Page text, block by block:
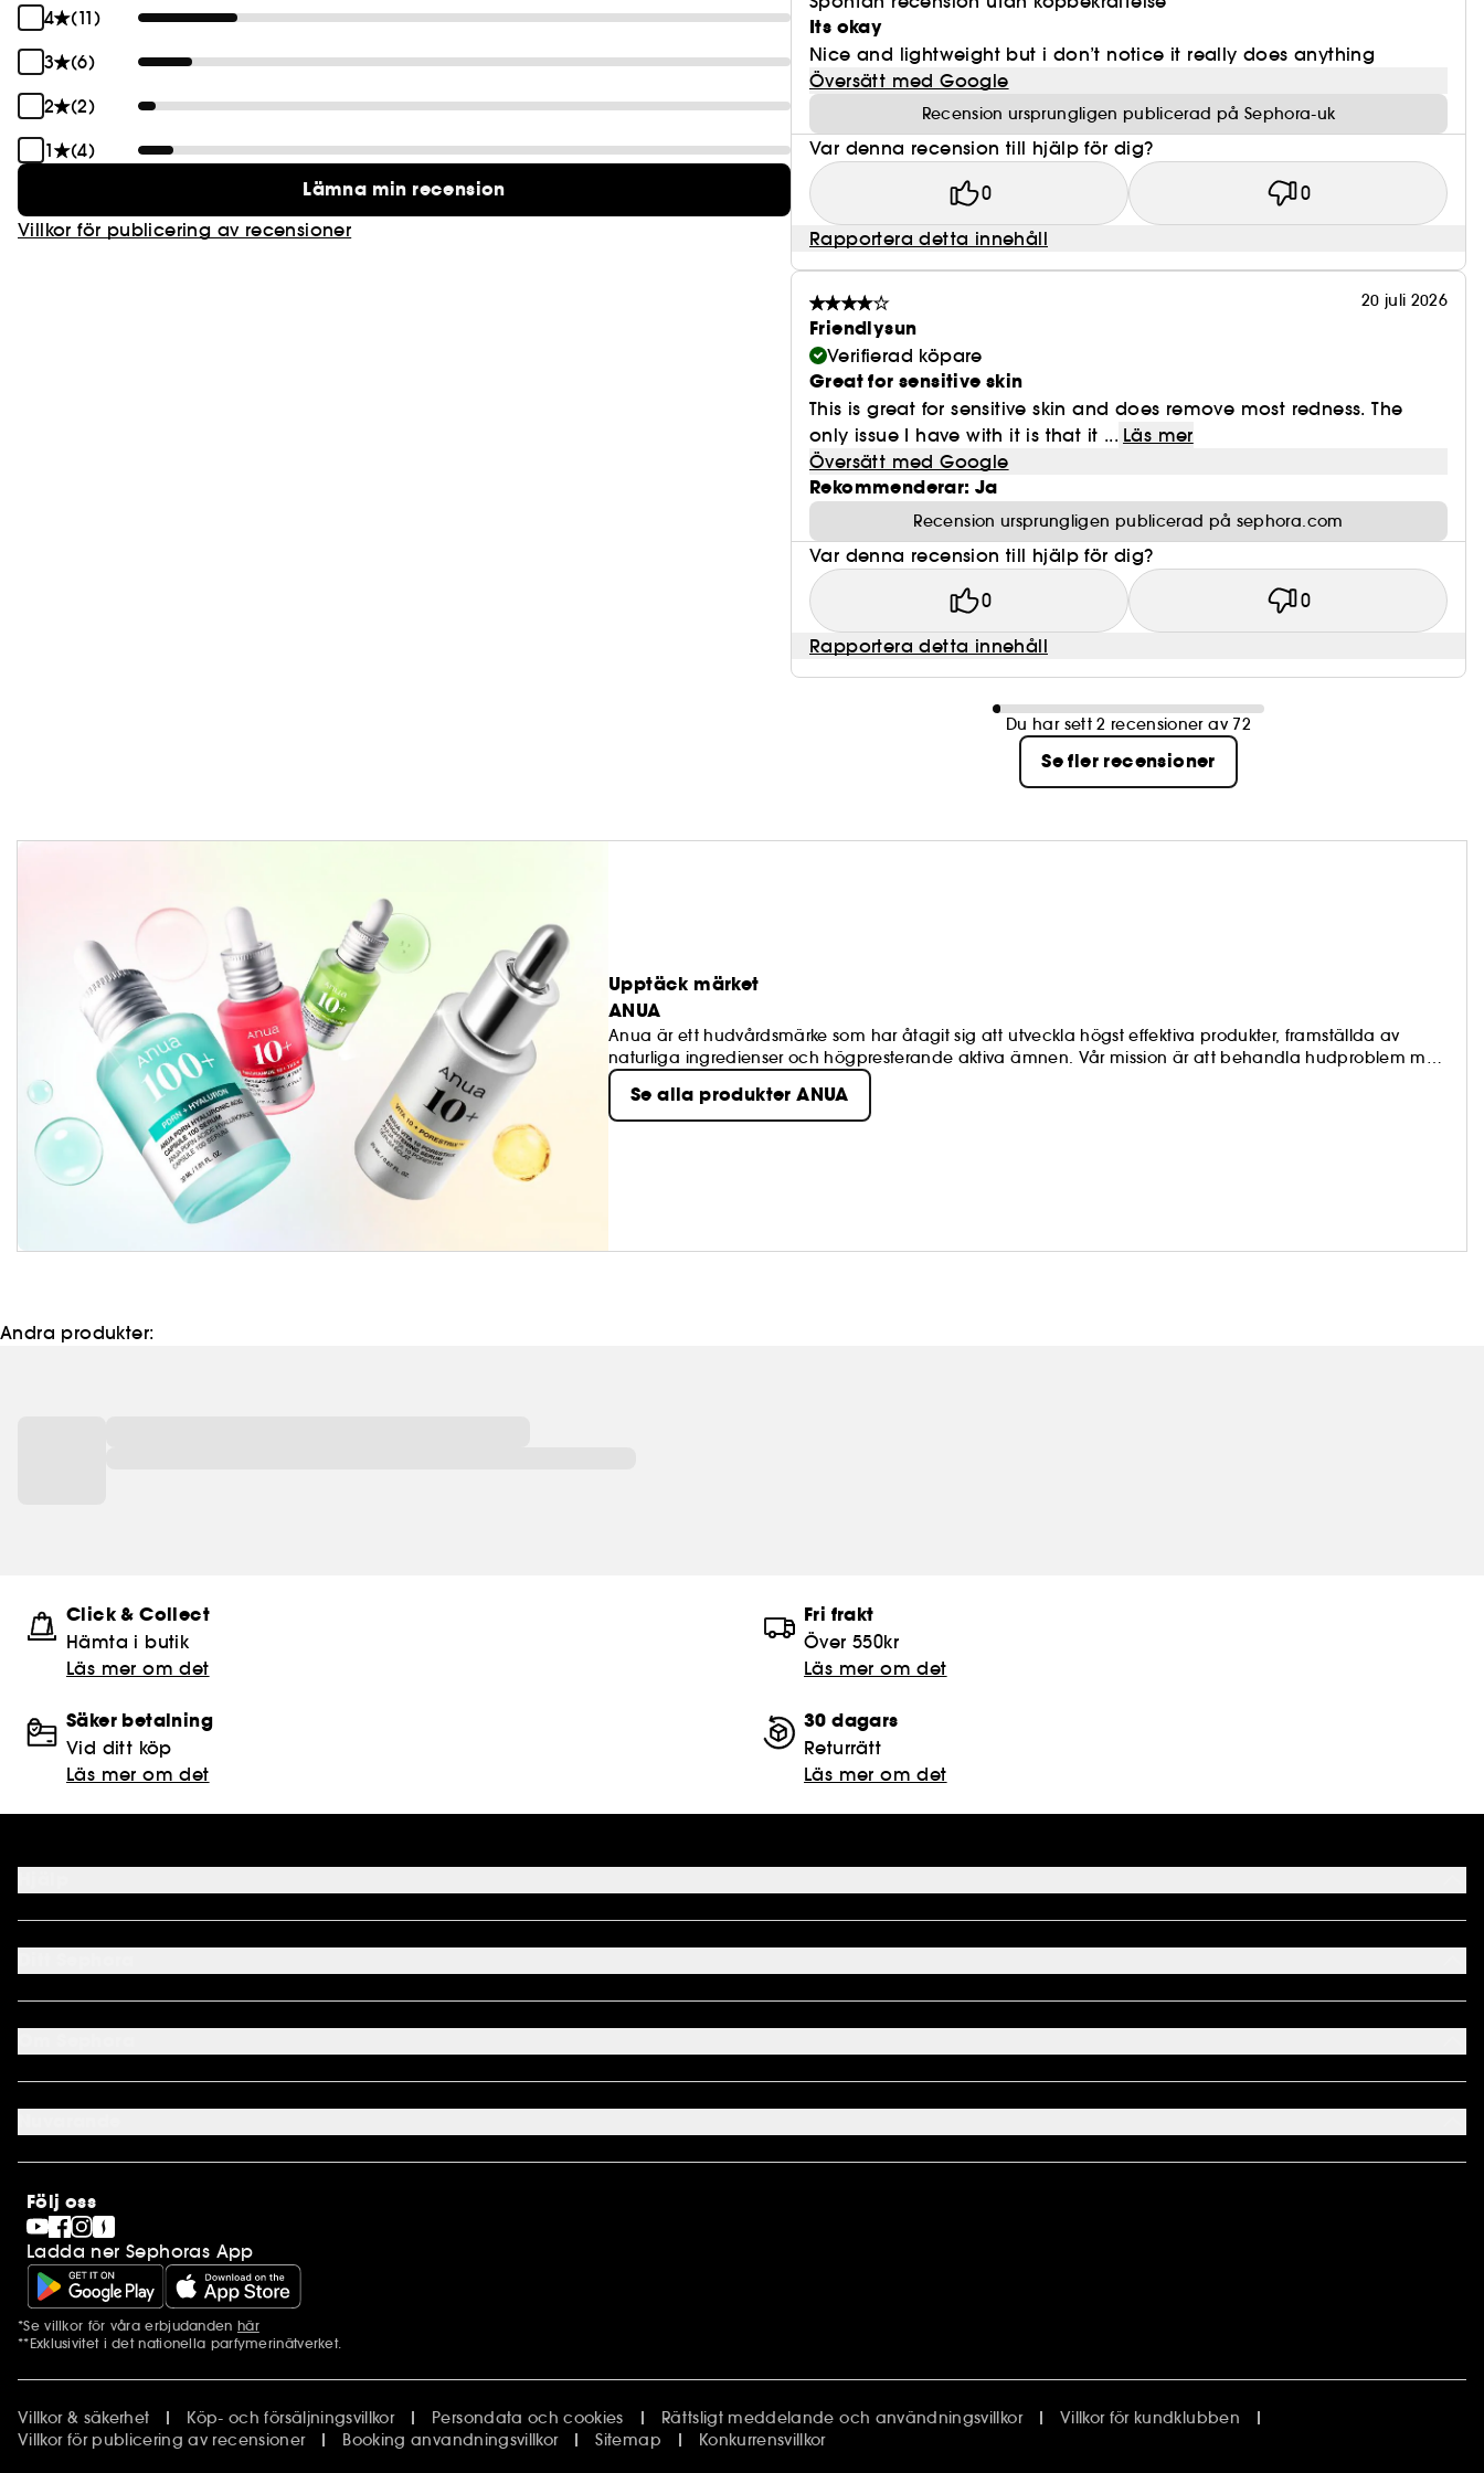
4
(11)
3
(6)
2
(2)
1
(4)
Lämna min recension
Villkor för publicering av recensioner
Its okay
Nice and lightweight but i don’t notice it really does anything
Översätt med Google
Recension ursprungligen publicerad på Sephora-uk
Var denna recension till hjälp för dig?
0 0
Rapportera detta innehåll
20 juli 2026
Friendlysun
Verifierad köpare
Great for sensitive skin
This is great for sensitive skin and does remove most redness. The
only issue I have with it is that it ... Läs mer
Översätt med Google
Rekommenderar: Ja
Recension ursprungligen publicerad på sephora.com
Var denna recension till hjälp för dig?
0 0
Rapportera detta innehåll
Du har sett 2 recensioner av 72
Se fler recensioner
Upptäck märket
ANUA
Anua är ett hudvårdsmärke som har åtagit sig att utveckla högst effektiva produkter, framställda av
naturliga ingredienser och högpresterande aktiva ämnen. Vår mission är att behandla hudproblem med
milda men effektiva formler. Vi lyssnar på våra konsumenter och utvecklar produkter som är precis
anpassade efter hudens behov, med formler som är både enkla och högpresterande.
Se alla produkter ANUA
Andra produkter:
Click & Collect
Hämta i butik​
Läs mer om det
Fri frakt
Över 550kr
Läs mer om det
Säker betalning
Vid ditt köp
Läs mer om det
30 dagars
Returrätt
Läs mer om det
FAQ
Kontakta oss
Mitt Konto
Sephora kundklubb
Om os
Karriär
Stores
Sephora Stands
SEPHORA Prize
Pride
Följ oss
Ladda ner Sephoras App
Ytterligare information
*Se villkor för våra erbjudanden här
**Exklusivitet i det nationella parfymerinätverket.
Villkor & säkerhet Köp- och försäljningsvillkor Persondata och cookies Rättsligt meddelande och användningsvillkor
Villkor för kundklubben
Villkor för publicering av recensioner
Booking anvandningsvillkor Sitemap Konkurrensvillkor